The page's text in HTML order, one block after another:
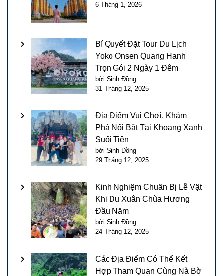
6 Tháng 1, 2026
Bí Quyết Đặt Tour Du Lịch
Yoko Onsen Quang Hanh
Trọn Gói 2 Ngày 1 Đêm
bởi Sinh Đồng
31 Tháng 12, 2025
Địa Điểm Vui Chơi, Khám
Phá Nổi Bật Tại Khoang Xanh
Suối Tiên
bởi Sinh Đồng
29 Tháng 12, 2025
Kinh Nghiệm Chuẩn Bị Lễ Vật
Khi Du Xuân Chùa Hương
Đầu Năm
bởi Sinh Đồng
24 Tháng 12, 2025
Các Địa Điểm Có Thể Kết
Hợp Tham Quan Cùng Nà Bờ